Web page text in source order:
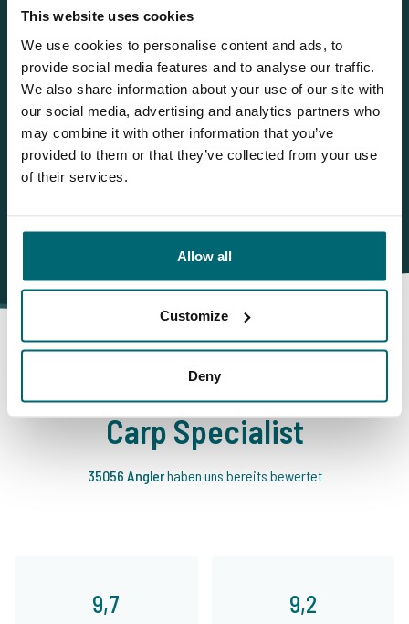
This website uses cookies
We use cookies to personalise content and ads, to
provide social media features and to analyse our traffic.
We also share information about your use of our site with
our social media, advertising and analytics partners who
may combine it with other information that you’ve
provided to them or that they’ve collected from your use
of their services.
Allow all
Customize
Deny
helfen gerne weiter
Tel.+31 655 191 755
info@thecarpspecialist.de
WhatsApp: +31 6 5519 1755
Darum buchen Sie bei The
Carp Specialist
35056 Anglerhaben uns bereits bewertet
9,7 9,2